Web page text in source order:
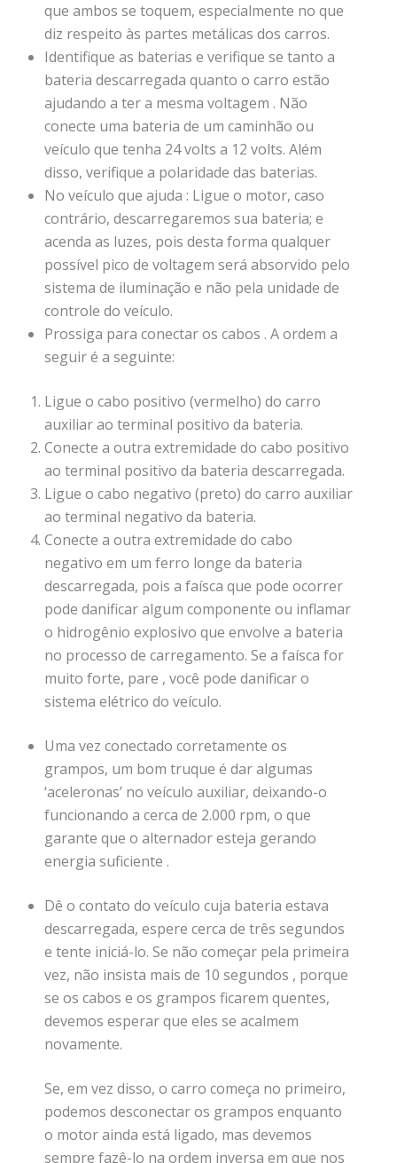
que ambos se toquem, especialmente no que
diz respeito às partes metálicas dos carros.
Identifique as baterias e verifique se tanto a
bateria descarregada quanto o carro estão
ajudando a ter a mesma voltagem . Não
conecte uma bateria de um caminhão ou
veículo que tenha 24 volts a 12 volts. Além
disso, verifique a polaridade das baterias.
No veículo que ajuda : Ligue o motor, caso
contrário, descarregaremos sua bateria; e
acenda as luzes, pois desta forma qualquer
possível pico de voltagem será absorvido pelo
sistema de iluminação e não pela unidade de
controle do veículo.
Prossiga para conectar os cabos . A ordem a
seguir é a seguinte:
Ligue o cabo positivo (vermelho) do carro
auxiliar ao terminal positivo da bateria.
Conecte a outra extremidade do cabo positivo
ao terminal positivo da bateria descarregada.
Ligue o cabo negativo (preto) do carro auxiliar
ao terminal negativo da bateria.
Conecte a outra extremidade do cabo
negativo em um ferro longe da bateria
descarregada, pois a faísca que pode ocorrer
pode danificar algum componente ou inflamar
o hidrogênio explosivo que envolve a bateria
no processo de carregamento. Se a faísca for
muito forte, pare , você pode danificar o
sistema elétrico do veículo.
Uma vez conectado corretamente os
grampos, um bom truque é dar algumas
‘aceleronas’ no veículo auxiliar, deixando-o
funcionando a cerca de 2.000 rpm, o que
garante que o alternador esteja gerando
energia suficiente .
Dê o contato do veículo cuja bateria estava
descarregada, espere cerca de três segundos
e tente iniciá-lo. Se não começar pela primeira
vez, não insista mais de 10 segundos , porque
se os cabos e os grampos ficarem quentes,
devemos esperar que eles se acalmem
novamente.
Se, em vez disso, o carro começa no primeiro,
podemos desconectar os grampos enquanto
o motor ainda está ligado, mas devemos
sempre fazê-lo na ordem inversa em que nos